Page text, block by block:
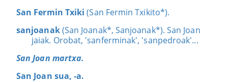
San Fermin Txiki (San Fermin Txikito*).
sanjoanak(San Joanak*, Sanjoanak*). San Joan
jaiak. Orobat, 'sanferminak', 'sanpedroak'...
San Joan martxa.
San Joan sua, -a.